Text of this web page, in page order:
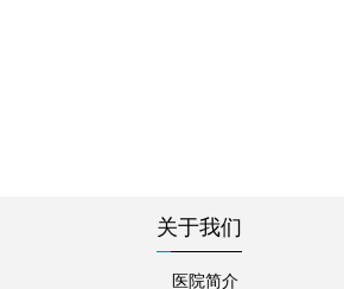
关于我们
医院简介